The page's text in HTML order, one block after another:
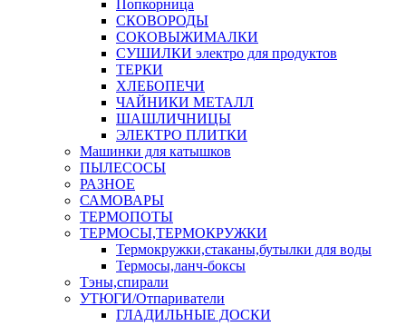
Попкорница
СКОВОРОДЫ
СОКОВЫЖИМАЛКИ
СУШИЛКИ электро для продуктов
ТЕРКИ
ХЛЕБОПЕЧИ
ЧАЙНИКИ МЕТАЛЛ
ШАШЛИЧНИЦЫ
ЭЛЕКТРО ПЛИТКИ
Машинки для катышков
ПЫЛЕСОСЫ
РАЗНОЕ
САМОВАРЫ
ТЕРМОПОТЫ
ТЕРМОСЫ,ТЕРМОКРУЖКИ
Термокружки,стаканы,бутылки для воды
Термосы,ланч-боксы
Тэны,спирали
УТЮГИ/Отпариватели
ГЛАДИЛЬНЫЕ ДОСКИ